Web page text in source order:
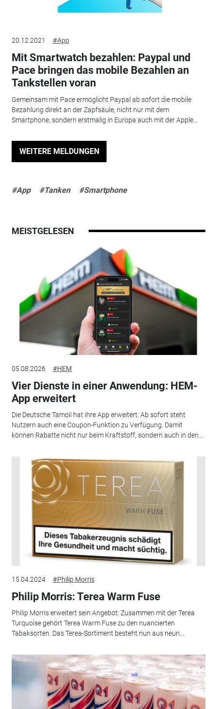
20.12.2021 #App
Mit Smartwatch bezahlen: Paypal und
Pace bringen das mobile Bezahlen an
Tankstellen voran
Gemeinsam mit Pace ermöglicht Paypal ab sofort die mobile
Bezahlung direkt an der Zapfsäule, nicht nur mit dem
Smartphone, sondern erstmalig in Europa auch mit der Apple...
WEITERE MELDUNGEN
#App #Tanken #Smartphone
MEISTGELESEN
05.08.2026 #HEM
Vier Dienste in einer Anwendung: HEM-
App erweitert
Die Deutsche Tamoil hat ihre App erweitert. Ab sofort steht
Nutzern auch eine Coupon-Funktion zu Verfügung. Damit
können Rabatte nicht nur beim Kraftstoff, sondern auch in den...
15.04.2024 #Philip Morris
Philip Morris: Terea Warm Fuse
Philip Morris erweitert sein Angebot: Zusammen mit der Terea
Turquoise gehört Terea Warm Fuse zu den nuancierten
Tabaksorten. Das Terea-Sortiment besteht nun aus neun...